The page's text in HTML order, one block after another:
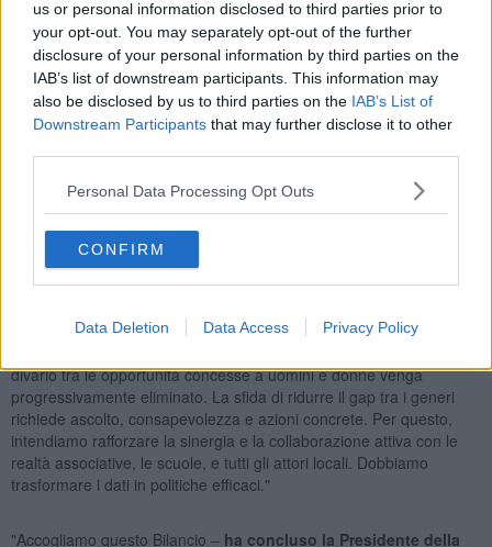
us or personal information disclosed to third parties prior to
your opt-out. You may separately opt-out of the further
disclosure of your personal information by third parties on the
IAB’s list of downstream participants. This information may
also be disclosed by us to third parties on the IAB’s List of
Downstream Participants that may further disclose it to other
Personal Data Processing Opt Outs
CONFIRM
Data Deletion Data Access Privacy Policy
guidare ogni azione pubblica, non solo come valore etico, ma come
obiettivo concreto di giustizia sociale, coesione e sviluppo.
Il documento analizza l’impatto delle politiche pubbliche sulla vita
dei cittadini e delle cittadine, offrendo una fotografia dettagliata
della realtà locale.
uomini, 50% donne), evidenziano la persistenza di divari importanti,
in particolare in ambito occupazionale e imprenditoriale, con un
tasso di occupazione e disoccupazione femminile che riflette le
difficoltà strutturali dell'area provinciale.
sociali ed educative Vanessa Carli- ci fornisce la base di
divario tra le opportunità concesse a uomini e donne venga
progressivamente eliminato. La sfida di ridurre il gap tra i generi
richiede ascolto, consapevolezza e azioni concrete. Per questo,
intendiamo rafforzare la sinergia e la collaborazione attiva con le
realtà associative, le scuole, e tutti gli attori locali. Dobbiamo
trasformare i dati in politiche efficaci."
"Accogliamo questo Bilancio – ha concluso la Presidente della